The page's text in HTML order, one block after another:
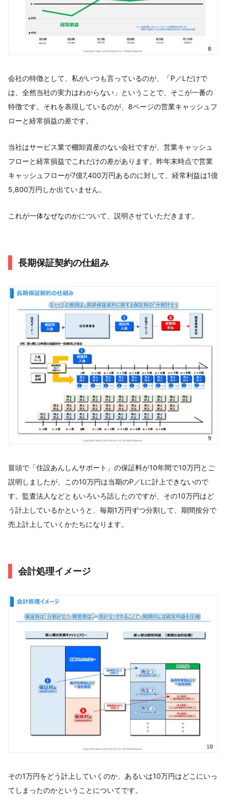
会社の特徴として、私がいつも言っているのが、「P／Lだけで
は、全然当社の実力はわからない」ということで、そこが一番の
特徴です。それを表現しているのが、8ページの営業キャッシュフ
ローと経常損益の差です。
当社はサービス業で棚卸資産のない会社ですが、営業キャッシュ
フローと経常損益でこれだけの差があります。昨年末時点で営業
キャッシュフローが7億7,400万円あるのに対して、経常利益は1億
5,800万円しか出ていません。
これが一体なぜなのかについて、説明させていただきます。
長期保証契約の仕組み
冒頭で「住設あんしんサポート」の保証料が10年間で10万円とご
説明しましたが、この10万円は当期のP／Lに計上できないので
す。監査法人などともいろいろ話したのですが、その10万円はど
う計上しているかというと、毎期1万円ずつ分割して、期間按分で
売上計上していくかたちになります。
会計処理イメージ
その1万円をどう計上していくのか、あるいは10万円はどこにいっ
てしまったのかということについてです。